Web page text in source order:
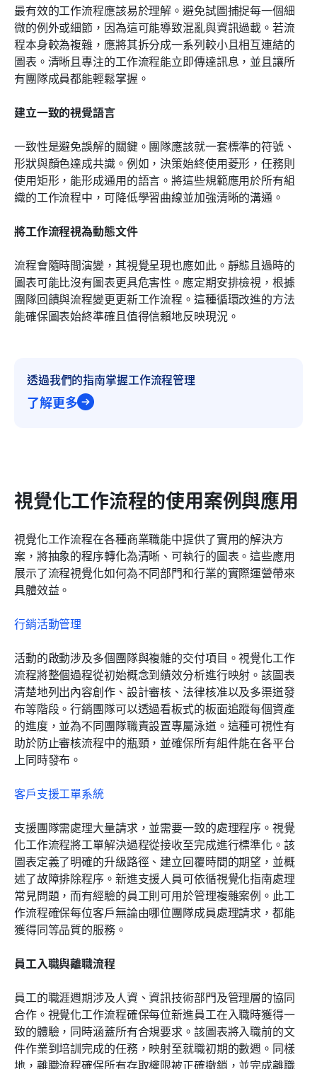
最有效的工作流程應該易於理解。避免試圖捕捉每一個細
微的例外或細節，因為這可能導致混亂與資訊過載。若流
程本身較為複雜，應將其拆分成一系列較小且相互連結的
圖表。清晰且專注的工作流程能立即傳達訊息，並且讓所
有團隊成員都能輕鬆掌握。
建立一致的視覺語言
一致性是避免誤解的關鍵。團隊應該就一套標準的符號、
形狀與顏色達成共識。例如，決策始終使用菱形，任務則
使用矩形，能形成通用的語言。將這些規範應用於所有組
織的工作流程中，可降低學習曲線並加強清晰的溝通。
將工作流程視為動態文件
流程會隨時間演變，其視覺呈現也應如此。靜態且過時的
圖表可能比沒有圖表更具危害性。應定期安排檢視，根據
團隊回饋與流程變更更新工作流程。這種循環改進的方法
能確保圖表始終準確且值得信賴地反映現況。
透過我們的指南掌握工作流程管理
了解更多
視覺化工作流程的使用案例與應用
視覺化工作流程在各種商業職能中提供了實用的解決方
案，將抽象的程序轉化為清晰、可執行的圖表。這些應用
展示了流程視覺化如何為不同部門和行業的實際運營帶來
具體效益。
行銷活動管理
活動的啟動涉及多個團隊與複雜的交付項目。視覺化工作
流程將整個過程從初始概念到績效分析進行映射。該圖表
清楚地列出內容創作、設計審核、法律核准以及多渠道發
布等階段。行銷團隊可以透過看板式的板面追蹤每個資產
的進度，並為不同團隊職責設置專屬泳道。這種可視性有
助於防止審核流程中的瓶頸，並確保所有組件能在各平台
上同時發布。
客戶支援工單系統
支援團隊需處理大量請求，並需要一致的處理程序。視覺
化工作流程將工單解決過程從接收至完成進行標準化。該
圖表定義了明確的升級路徑、建立回覆時間的期望，並概
述了故障排除程序。新進支援人員可依循視覺化指南處理
常見問題，而有經驗的員工則可用於管理複雜案例。此工
作流程確保每位客戶無論由哪位團隊成員處理請求，都能
獲得同等品質的服務。
員工入職與離職流程
員工的職涯週期涉及人資、資訊技術部門及管理層的協同
合作。視覺化工作流程確保每位新進員工在入職時獲得一
致的體驗，同時涵蓋所有合規要求。該圖表將入職前的文
件作業到培訓完成的任務，映射至就職初期的數週。同樣
地，離職流程確保所有存取權限被正確撤銷，並完成離職